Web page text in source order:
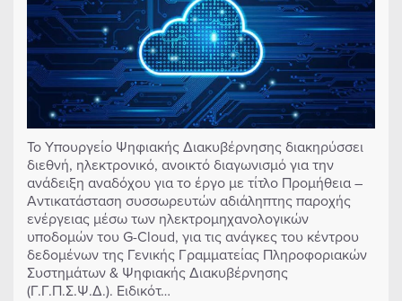
Το Υπουργείο Ψηφιακής Διακυβέρνησης διακηρύσσει
διεθνή, ηλεκτρονικό, ανοικτό διαγωνισμό για την
ανάδειξη αναδόχου για το έργο με τίτλο Προμήθεια –
Αντικατάσταση συσσωρευτών αδιάληπτης παροχής
ενέργειας μέσω των ηλεκτρομηχανολογικών
υποδομών του G-Cloud, για τις ανάγκες του κέντρου
δεδομένων της Γενικής Γραμματείας Πληροφοριακών
Συστημάτων & Ψηφιακής Διακυβέρνησης
(Γ.Γ.Π.Σ.Ψ.Δ.). Ειδικότ…